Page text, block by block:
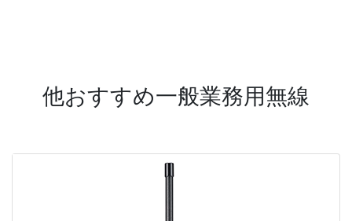
他おすすめ一般業務用無線